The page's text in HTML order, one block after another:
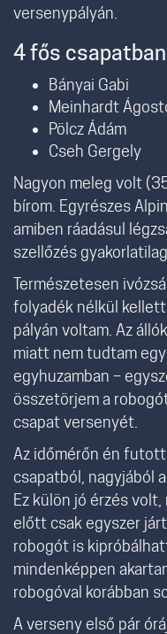
versenypályán.
4 fős
Bányai Gabi
Meinhardt
Pölcz Ádám
Cseh Gergely
Nagyon meleg volt
bírom. Egyrészes
amiben ráadásul
szellőzés
Természetesen
folyadék nélkül
pályán voltam. Az
miatt nem tudtam
egyhuzamban –
összetörjem a
csapat versenyét.
Az időmérőn én
csapatból, nagyjából
Ez külön jó érzés
előtt csak egyszer
robogót is
mindenképpen
robogóval korábban
A verseny első pár